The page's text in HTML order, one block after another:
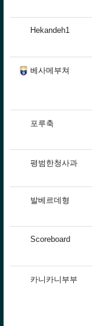
Hekandeh1
베사메부쳐
포루축
평범한청사과
발베르데형
Scoreboard
카니카니부부